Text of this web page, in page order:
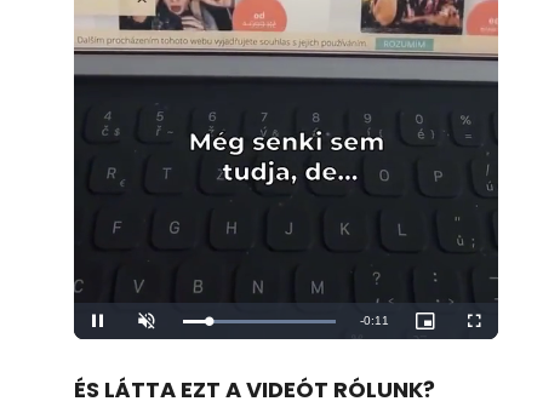
Pause Unmute Loaded:
100.00%
Remaining
-0:11
Picture-
in-
Fullscreen
ÉS LÁTTA EZT A VIDEÓT RÓLUNK?